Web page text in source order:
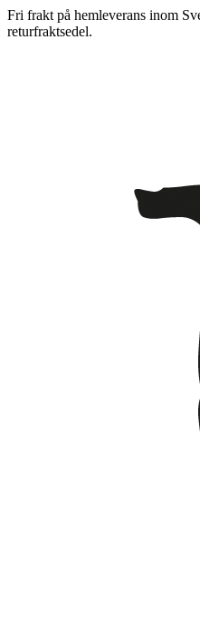
Fri frakt på hemleverans inom
returfraktsedel.